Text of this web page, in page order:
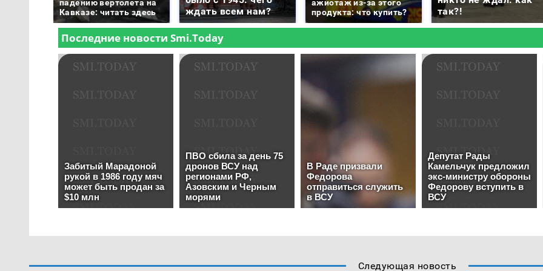
падению вертолета на
Кавказе: читать здесь
ждать всем нам?
ажиотаж из-за этого
продукта: что купить?
так?!
Следующая новость